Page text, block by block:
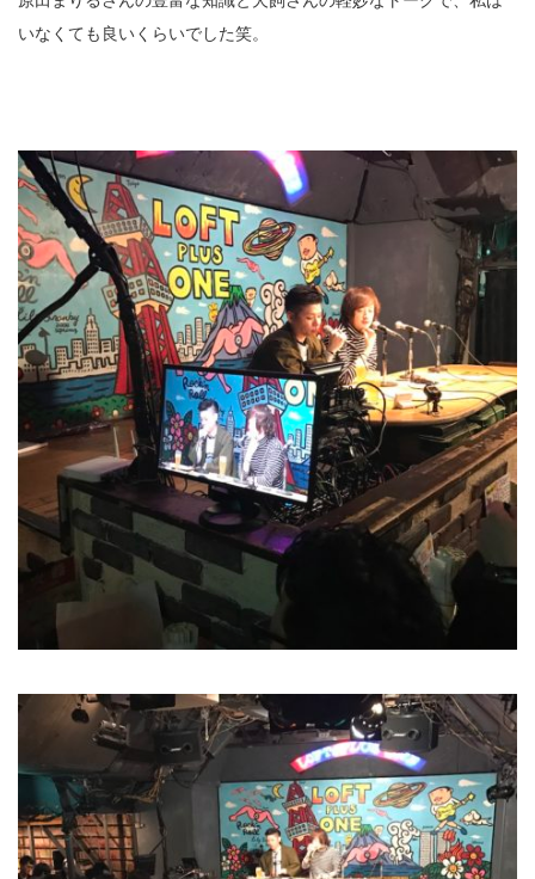
いなくても良いくらいでした笑。